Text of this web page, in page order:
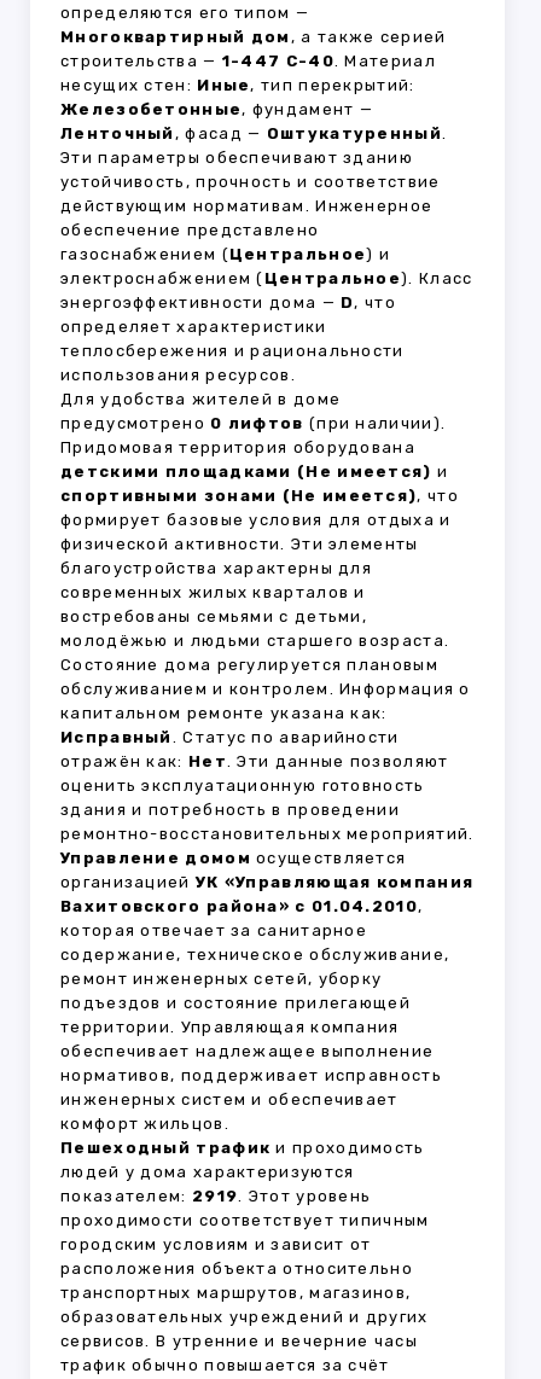
определяются его типом —
Многоквартирный дом , а также серией
строительства — 1-447 С-40. Материал
несущих стен: Иные, тип перекрытий:
Железобетонные, фундамент —
Ленточный , фасад — Оштукатуренный.
Эти параметры обеспечивают зданию
устойчивость, прочность и соответствие
действующим нормативам. Инженерное
обеспечение представлено
газоснабжением (Центральное) и
электроснабжением ( Центральное). Класс
энергоэффективности дома — D, что
определяет характеристики
теплосбережения и рациональности
использования ресурсов.
Для удобства жителей в доме
предусмотрено 0 лифтов (при наличии).
Придомовая территория оборудована
детскими площадками (Не имеется) и
спортивными зонами (Не имеется), что
формирует базовые условия для отдыха и
физической активности. Эти элементы
благоустройства характерны для
современных жилых кварталов и
востребованы семьями с детьми,
молодёжью и людьми старшего возраста.
Состояние дома регулируется плановым
обслуживанием и контролем. Информация о
капитальном ремонте указана как:
Исправный . Статус по аварийности
отражён как: Нет. Эти данные позволяют
оценить эксплуатационную готовность
здания и потребность в проведении
ремонтно-восстановительных мероприятий.
Управление домом осуществляется
организациейУК «Управляющая компания
Вахитовского района» с 01.04.2010,
которая отвечает за санитарное
содержание, техническое обслуживание,
ремонт инженерных сетей, уборку
подъездов и состояние прилегающей
территории. Управляющая компания
обеспечивает надлежащее выполнение
нормативов, поддерживает исправность
инженерных систем и обеспечивает
комфорт жильцов.
Пешеходный трафик и проходимость
людей у дома характеризуются
показателем: 2919. Этот уровень
проходимости соответствует типичным
городским условиям и зависит от
расположения объекта относительно
транспортных маршрутов, магазинов,
образовательных учреждений и других
сервисов. В утренние и вечерние часы
трафик обычно повышается за счёт